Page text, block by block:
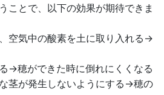
ことで、以下の効果が期待できま
空気中の酸素を土に取り入れる→
→穂ができた時に倒れにくくなる
茎が発生しないようにする→穂の